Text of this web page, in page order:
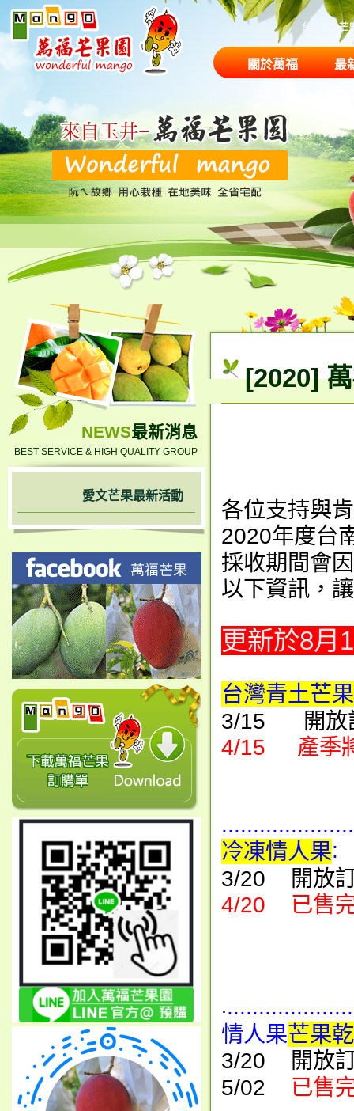
台南玉井芒
關於萬福 最
NEWS最新消息
BEST SERVICE & HIGH QUALITY GROUP
愛文芒果最新活動
[2020]
各位支持與
2020年度台
採收期間會
以下資訊，
更新於8月
台灣青土芒果
3/15 開放
4/15 產季
冷凍情人果:
3/20 開放
4/20 已售
.
情人果芒果乾
3/20 開放
5/02 已售